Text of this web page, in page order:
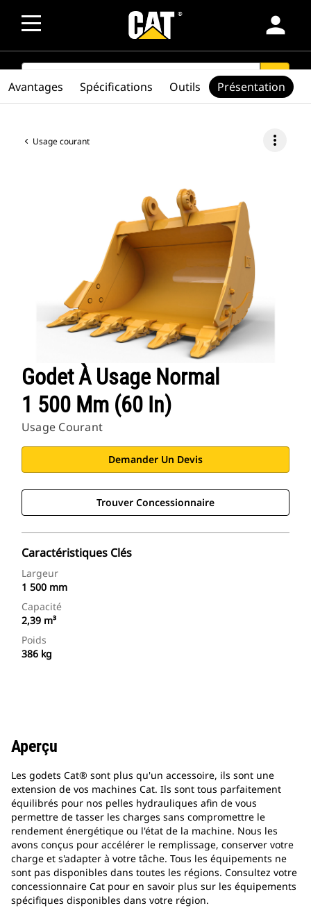
person
SEARCH search
Usage courant more_vert
Godet À Usage Normal
1 500 Mm (60 In)
Usage Courant
Demander Un Devis
Trouver Concessionnaire
Caractéristiques Clés
Largeur
1 500 mm
Capacité
2,39 m³
Poids
386 kg
Avantages Spécifications Outils Présentation
Aperçu
Les godets Cat® sont plus qu'un accessoire, ils sont une
extension de vos machines Cat. Ils sont tous parfaitement
équilibrés pour nos pelles hydrauliques afin de vous
permettre de tasser les charges sans compromettre le
rendement énergétique ou l'état de la machine. Nous les
avons conçus pour accélérer le remplissage, conserver votre
charge et s'adapter à votre tâche. Tous les équipements ne
sont pas disponibles dans toutes les régions. Consultez votre
concessionnaire Cat pour en savoir plus sur les équipements
spécifiques disponibles dans votre région.